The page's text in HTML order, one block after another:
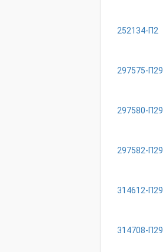
252134-П2
297575-П29
297580-П29
297582-П29
314612-П29
314708-П29